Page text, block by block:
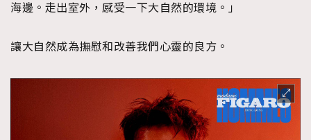
海邊。走出室外，感受一下大自然的環境。」
讓大自然成為撫慰和改善我們心靈的良方。